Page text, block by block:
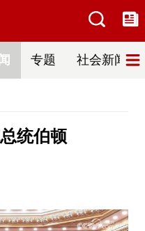
专题 社会新闻
统伯顿